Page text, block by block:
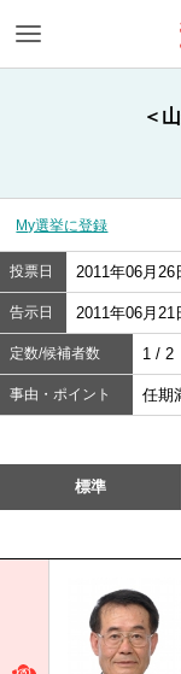
＜
My選挙に登録
投票日 2011年06月26
告示日 2011年06月21
定数/候補者数 1 / 2
事由・ポイント 任期
標準